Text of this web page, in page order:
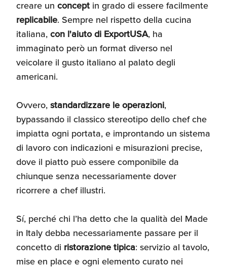
creare un concept in grado di essere facilmente
replicabile. Sempre nel rispetto della cucina
italiana, con l'aiuto di ExportUSA, ha
immaginato però un format diverso nel
veicolare il gusto italiano al palato degli
americani.
Ovvero, standardizzare le operazioni,
bypassando il classico stereotipo dello chef che
impiatta ogni portata, e improntando un sistema
di lavoro con indicazioni e misurazioni precise,
dove il piatto può essere componibile da
chiunque senza necessariamente dover
ricorrere a chef illustri.
Sí, perché chi l’ha detto che la qualità del Made
in Italy debba necessariamente passare per il
concetto di ristorazione tipica: servizio al tavolo,
mise en place e ogni elemento curato nei